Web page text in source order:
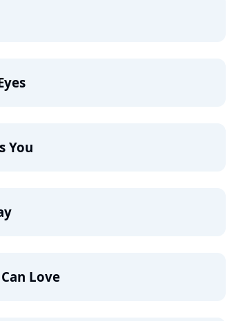
You
Love